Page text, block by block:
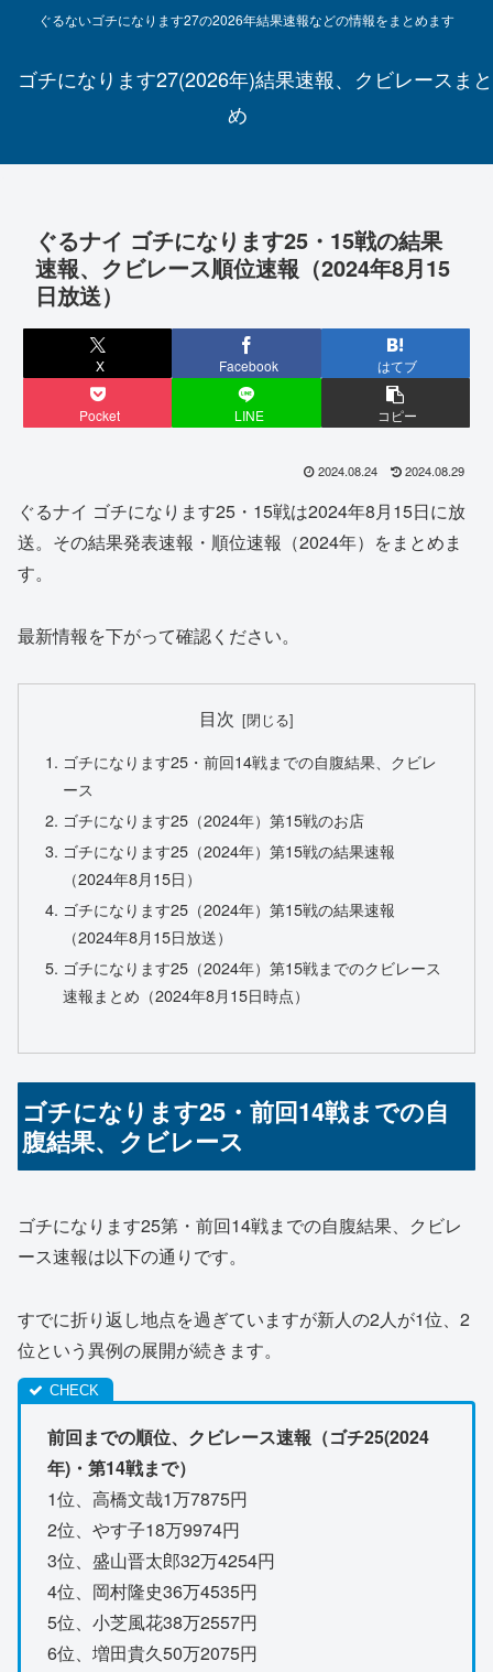
ぐるないゴチになります27の2026年結果速報などの情報をまとめます
ゴチになります27(2026年)結果速報、クビレースまと
め
ぐるナイ ゴチになります25・15戦の結果
速報、クビレース順位速報（2024年8月15
日放送）
X Facebook はてブ
Pocket LINE コピー
2024.08.24 2024.08.29
ぐるナイ ゴチになります25・15戦は2024年8月15日に放
送。その結果発表速報・順位速報（2024年）をまとめま
す。
最新情報を下がって確認ください。
目次
ゴチになります25・前回14戦までの自腹結果、クビレ
ース
ゴチになります25（2024年）第15戦のお店
ゴチになります25（2024年）第15戦の結果速報
（2024年8月15日）
ゴチになります25（2024年）第15戦の結果速報
（2024年8月15日放送）
ゴチになります25（2024年）第15戦までのクビレース
速報まとめ（2024年8月15日時点）
ゴチになります25・前回14戦までの自
腹結果、クビレース
ゴチになります25第・前回14戦までの自腹結果、クビレ
ース速報は以下の通りです。
すでに折り返し地点を過ぎていますが新人の2人が1位、2
位という異例の展開が続きます。
前回までの順位、クビレース速報（ゴチ25(2024
年)・第14戦まで）
1位、高橋文哉1万7875円
2位、やす子18万9974円
3位、盛山晋太郎32万4254円
4位、岡村隆史36万4535円
5位、小芝風花38万2557円
6位、増田貴久50万2075円